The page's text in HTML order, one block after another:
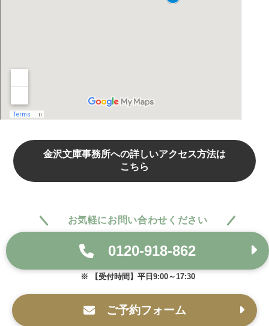
金沢文庫事務所への詳しいアクセス方法は
こちら
お気軽にお問い合わせください
0120-918-862
【受付時間】平日9:00～17:30
ご予約フォーム